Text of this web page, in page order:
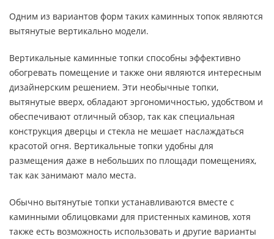
Одним из вариантов форм таких каминных топок являются
вытянутые вертикально модели.
Вертикальные каминные топки способны эффективно
обогревать помещение и также они являются интересным
дизайнерским решением. Эти необычные топки,
вытянутые вверх, обладают эргономичностью, удобством и
обеспечивают отличный обзор, так как специальная
конструкция дверцы и стекла не мешает наслаждаться
красотой огня. Вертикальные топки удобны для
размещения даже в небольших по площади помещениях,
так как занимают мало места.
Обычно вытянутые топки устанавливаются вместе с
каминными облицовками для пристенных каминов, хотя
также есть возможность использовать и другие варианты